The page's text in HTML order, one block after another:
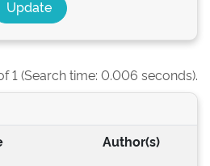
1 (Search time: 0.006 seconds).
Author(s)